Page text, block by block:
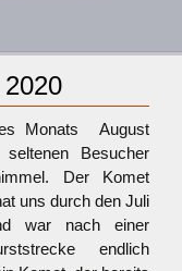
Monats August
Besucher
Der Komet
uns durch den Juli
war nach einer
endlich